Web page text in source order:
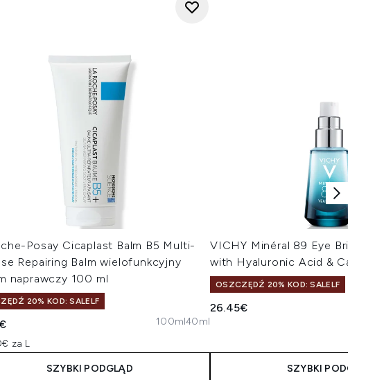
Posay Cicaplast Balm B5 Multi-
Repairing Balm wielofunkcyjny
naprawczy 100 ml
20% KOD: SALELF
za L
100ml40ml
SZYBKI PODGLĄD
VICHY Minéral 89 Eye
with Hyaluronic Acid &
OSZCZĘDŹ 20% KOD: SALELF
26.45€
SZYBKI PODGLĄD